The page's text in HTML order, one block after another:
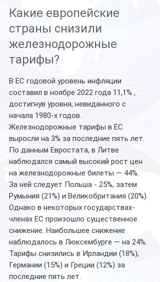
Какие европейские
страны снизили
железнодорожные
тарифы?
В ЕС годовой уровень инфляции
составил в ноябре 2022 года 11,1% ,
достигнув уровня, невиданного с
начала 1980-х годов.
Железнодорожные тарифы в ЕС
выросли на 3% за последние пять лет.
По данным Евростата, в Литве
наблюдался самый высокий рост цен
на железнодорожные билеты — 44%.
За ней следует Польша - 25%, затем
Румыния (21%) и Великобритания (20%).
Однако в некоторых государствах-
членах ЕС произошло существенное
снижение. Наибольшее снижение
наблюдалось в Люксембурге — на 24%.
Тарифы снизились в Ирландии (18%),
Германии (15%) и Греции (12%) за
последние пять лет.